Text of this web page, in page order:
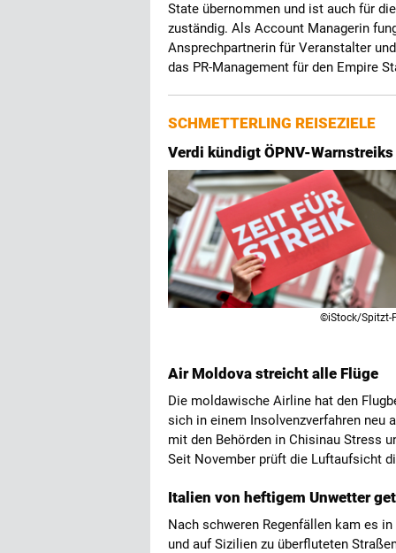
State übernommen und ist auch für
zuständig. Als Account Managerin
Ansprechpartnerin für Veranstalter
das PR-Management für den Empire
SCHMETTERLING REISEZIELE
Verdi kündigt ÖPNV-
©iStock/Spitzt-
Air Moldova streicht alle Flüge
Die moldawische Airline hat den
sich in einem Insolvenzverfahren neu
mit den Behörden in Chisinau Stress
Seit November prüft die Luftaufsicht
Italien von heftigem Unwetter
Nach schweren Regenfällen kam es
und auf Sizilien zu überfluteten